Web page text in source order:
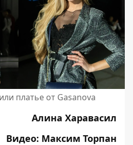
платье от Gasanova
Алина Харавасил
Видео: Максим Торпан